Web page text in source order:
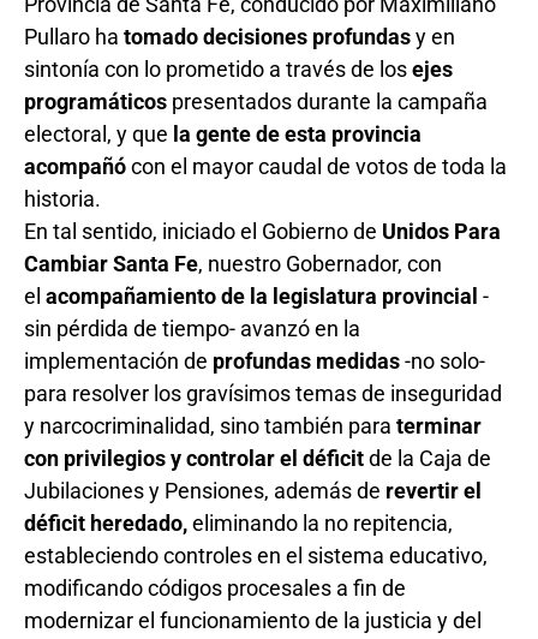
Pullaro ha tomado decisiones profundasy en
sintonía con lo prometido a través de losejes
programáticos presentados durante la campaña
electoral, y que la gente de esta provincia
acompañócon el mayor caudal de votos de toda la
historia.
En tal sentido, iniciado el Gobierno de Unidos Para
Cambiar Santa Fe, nuestro Gobernador, con
el acompañamiento de la legislatura provincial -
sin pérdida de tiempo- avanzó en la
implementación de profundas medidas-no solo-
para resolver los gravísimos temas de inseguridad
y narcocriminalidad, sino también para terminar
con privilegios y controlar el déficitde la Caja de
Jubilaciones y Pensiones, además de revertir el
déficit heredado,eliminando la no repitencia,
estableciendo controles en el sistema educativo,
modificando códigos procesales a fin de
modernizar el funcionamiento de la justicia y del